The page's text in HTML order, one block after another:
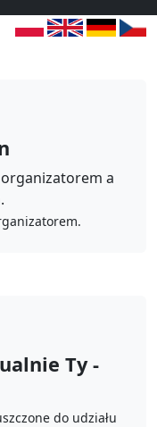
a
Ty -
do udziału